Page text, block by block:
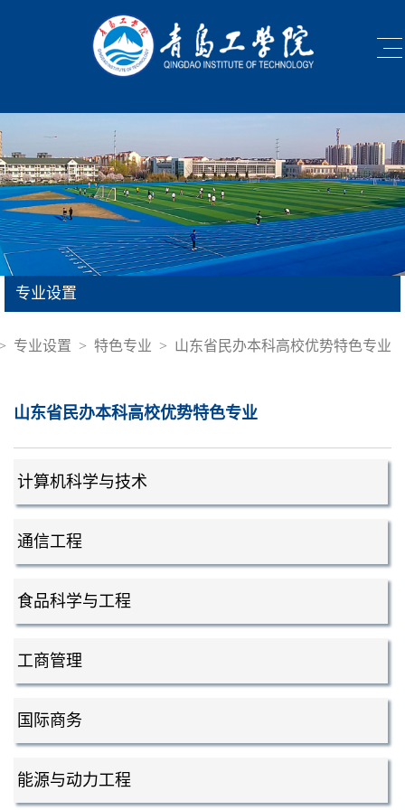
专业设置
专业设置 > 特色专业 > 山东省民办本科高校优势特色专业
山东省民办本科高校优势特色专业
计算机科学与技术
通信工程
食品科学与工程
工商管理
国际商务
能源与动力工程